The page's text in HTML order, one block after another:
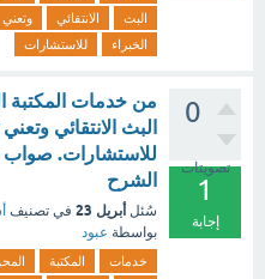
البث
الانتقائي وتعني
الخبراء
للاستشارات
0
تصويتات
1
إجابة
من خدمات المكتبة
البث الانتقائي
للاستشارات.
الشرح
سُئل أبريل 23 في تصنيف
بواسطة عبود
خدمات المكتبة